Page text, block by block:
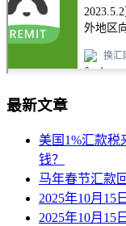
最新文章
美国1%汇款税
钱？
马年春节汇款
2025年10月15
2025年10月15